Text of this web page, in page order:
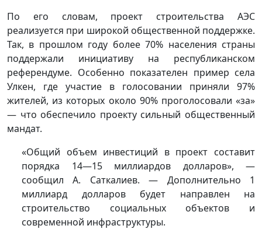
По его словам, проект строительства АЭС
реализуется при широкой общественной поддержке.
Так, в прошлом году более 70% населения страны
поддержали инициативу на республиканском
референдуме. Особенно показателен пример села
Улкен, где участие в голосовании приняли 97%
жителей, из которых около 90% проголосовали «за»
— что обеспечило проекту сильный общественный
мандат.
«Общий объем инвестиций в проект составит
порядка 14—15 миллиардов долларов», —
сообщил А. Саткалиев. — Дополнительно 1
миллиард долларов будет направлен на
строительство социальных объектов и
современной инфраструктуры.